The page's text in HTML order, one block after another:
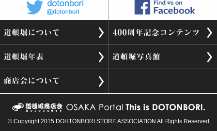
© Copyright 2015 DOHTONBORI STORE ASSOCIATION All Rights Reserved